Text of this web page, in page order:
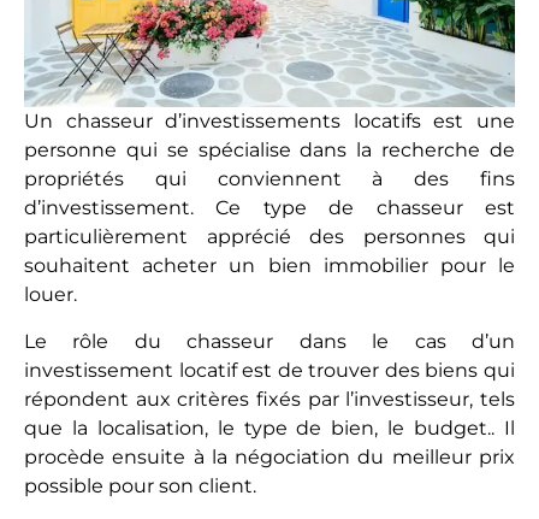
Un chasseur d’investissements locatifs est une
personne qui se spécialise dans la recherche de
propriétés qui conviennent à des fins
d’investissement. Ce type de chasseur est
particulièrement apprécié des personnes qui
souhaitent acheter un bien immobilier pour le
louer.
Le rôle du chasseur dans le cas d’un
investissement locatif est de trouver des biens qui
répondent aux critères fixés par l’investisseur, tels
que la localisation, le type de bien, le budget.. Il
procède ensuite à la négociation du meilleur prix
possible pour son client.